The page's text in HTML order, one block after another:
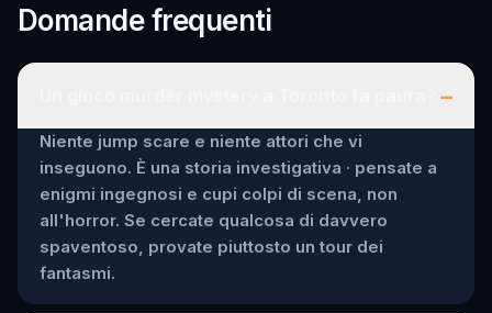
Domande frequenti
–
Niente jump scare e niente attori che vi
inseguono. È una storia investigativa · pensate a
enigmi ingegnosi e cupi colpi di scena, non
all'horror. Se cercate qualcosa di davvero
spaventoso, provate piuttosto un tour dei
fantasmi.